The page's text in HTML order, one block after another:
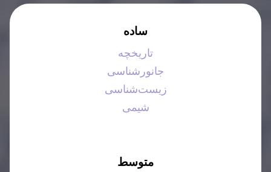
ساده
تاریخچه
جانورشناسی
زیست‌شناسی
شیمی
متوسط